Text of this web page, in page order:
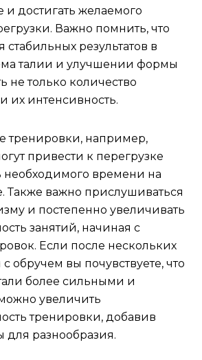
достигать желаемого
Важно помнить, что
результатов в
талии и улучшении формы
не только количество
их интенсивность.
тренировки, например,
привести к перегрузке
времени на
Также важно прислушиваться
и постепенно увеличивать
занятий, начиная с
Если после нескольких
обручем вы почувствуете, что
более сильными и
увеличить
тренировки, добавив
для разнообразия.